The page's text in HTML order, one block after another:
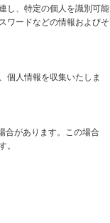
し、特定の個人を識別可能
ワードなどの情報およびそ
個人情報を収集いたしま
合があります。この場合
。